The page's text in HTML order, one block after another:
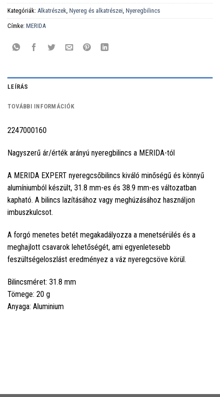
Kategóriák: Alkatrészek, Nyereg és alkatrészei, Nyeregbilincs
Címke: MERIDA
LEÍRÁS
TOVÁBBI INFORMÁCIÓK
2247000160
Nagyszerű ár/érték arányú nyeregbilincs a MERIDA-tól
A MERIDA EXPERT nyeregcsőbilincs kiváló minőségű és könnyű
alumíniumból készült, 31.8 mm-es és 38.9 mm-es változatban
kapható. A bilincs lazításához vagy meghúzásához használjon
imbuszkulcsot.
A forgó menetes betét megakadályozza a menetsérülés és a
meghajlott csavarok lehetőségét, ami egyenletesebb
feszültségeloszlást eredményez a váz nyeregcsöve körül.
Bilincsméret: 31.8 mm
Tömege: 20 g
Anyaga: Aluminium